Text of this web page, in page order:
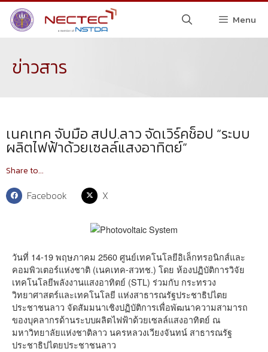
Menu
ข่าวสาร
เนคเทค จับมือ สปป.ลาว จัดเวิร์คช็อป “ระบบ
ผลิตไฟฟ้าด้วยเซลล์แสงอาทิตย์”
Share to...
Facebook X
วันที่ 14-19 พฤษภาคม 2560 ศูนย์เทคโนโลยีอิเล็กทรอนิกส์และ
คอมพิวเตอร์แห่งชาติ (เนคเทค-สวทช.) โดย ห้องปฏิบัติการวิจัย
เทคโนโลยีพลังงานแสงอาทิตย์ (STL) ร่วมกับ กระทรวง
วิทยาศาสตร์และเทคโนโลยี แห่งสาธารณรัฐประชาธิปไตย
ประชาชนลาว จัดสัมมนาเชิงปฏิบัติการเพื่อพัฒนาความสามารถ
ของบุคลากรด้านระบบผลิตไฟฟ้าด้วยเซลล์แสงอาทิตย์ ณ
มหาวิทยาลัยแห่งชาติลาว นครหลวงเวียงจันทน์ สาธารณรัฐ
ประชาธิปไตยประชาชนลาว